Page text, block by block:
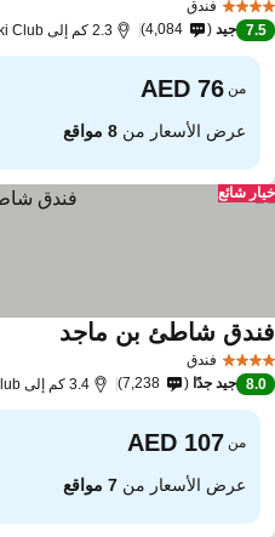
فندق
7.5 جيد 4,084 2.3 كم إلى Ras Al-Khaimah Water Ski Club
من
عرض الأسعار من8 مواقع
شائع
فندق
شاطئ بن ماجد
8.0 جيد جدًا 7,238 3.4 كم إلى Ras Al-Khaimah Water Ski Club
من
عرض الأسعار من7 مواقع